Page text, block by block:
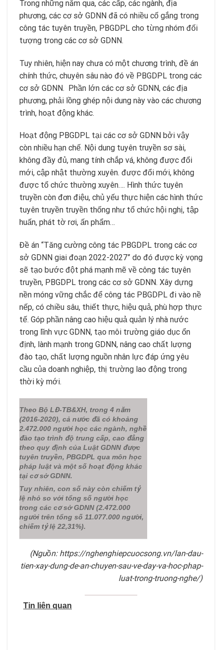
Trong những năm qua, các cấp, các ngành, địa
phương, các cơ sở GDNN đã có nhiều cố gắng trong
công tác tuyên truyền, PBGDPL cho từng nhóm đối
tượng trong các cơ sở GDNN.
Tuy nhiên, hiện nay chưa có một chương trình, đề án
chính thức, chuyên sâu nào đó về PBGDPL trong các
cơ sở GDNN. Phần lớn các cơ sở GDNN, các địa
phương, phải lồng ghép nội dung này vào các chương
trình, hoạt động khác.
Hoạt động PBGDPL tại các cơ sở GDNN bởi vậy
còn nhiều hạn chế. Nội dung tuyên truyền sơ sài,
không đầy đủ, mang tính chắp vá, không được đổi
mới, cập nhật thường xuyên. được đổi mới, không
được tổ chức thường xuyên…. Hình thức tuyên
truyền còn đơn điệu, chủ yếu thực hiện các hình thức
tuyên truyền truyền thống như tổ chức hội nghị, tập
huấn, phát tờ rơi, ấn phẩm…
Đề án “Tăng cường công tác PBGDPL trong các cơ
sở GDNN giai đoạn 2022-2027” do đó được kỳ vọng
sẽ tạo bước đột phá mạnh mẽ về công tác tuyên
truyền, PBGDPL trong các cơ sở GDNN. Xây dựng
nền móng vững chắc để công tác PBGDPL đi vào nề
nếp, có chiều sâu, thiết thực, hiệu quả, phù hợp thực
tế. Góp phần nâng cao hiệu quả quản lý nhà nước
trong lĩnh vực GDNN, tạo môi trường giáo dục ổn
định, lành mạnh trong GDNN, nâng cao chất lượng
đào tạo, chất lượng nguồn nhân lực đáp ứng yêu
cầu của doanh nghiệp, thị trường lao động trong
thời kỳ mới.
Theo Bộ LĐ-TB&XH, trong 4 năm
(2016-2020), cả nước đã có khoảng
2.472.000 người học các ngành, nghề
đào tạo trình độ trung cấp, cao đẳng
theo quy định của Luật GDNN được
tuyên truyền, PBGDPL qua môn học
pháp luật và một số hoạt động khác
tại cơ sở GDNN.
Tuy nhiên, con số này còn chiếm tỷ
lệ nhỏ so với tổng số người học
trong các cơ sở GDNN (2.472.000
người trên tổng số 11.077.000 người,
chiếm tỷ lệ 22,31%).
(Nguồn: https://nghenghiepcuocsong.vn/lan-dau-
tien-xay-dung-de-an-chuyen-sau-ve-day-va-hoc-phap-
luat-trong-truong-nghe/)
Tin liên quan